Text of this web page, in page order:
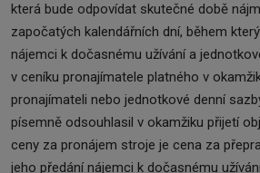
která bude odpovídat skutečné době
započatých kalendářních dní, během
nájemci k dočasnému užívání a
v ceníku pronajímatele platného v
pronajímateli nebo jednotkové denní
písemně odsouhlasil v okamžiku přijetí
ceny za pronájem stroje je cena za
jeho předání nájemci k dočasnému